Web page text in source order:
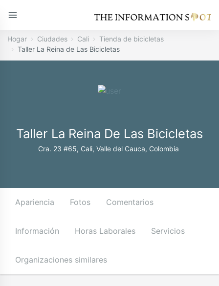
Hogar Ciudades Cali
Tienda de bicicletas
Taller La Reina de Las Bicicletas
Taller La Reina De Las Bicicletas
Cra. 23 #65, Cali, Valle del Cauca, Colombia
Apariencia Fotos Comentarios
Información Horas Laborales Servicios
Organizaciones similares